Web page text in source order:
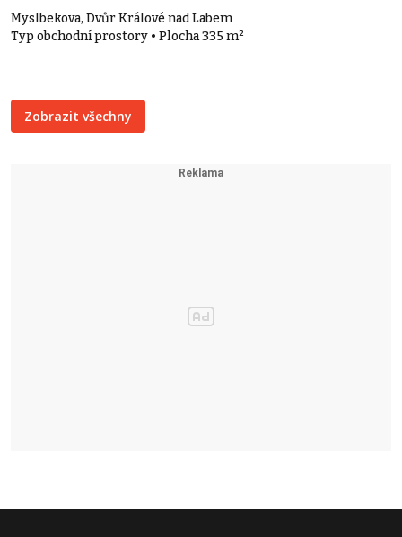
Myslbekova, Dvůr Králové nad Labem
Typ obchodní prostory • Plocha 335 m²
Zobrazit všechny